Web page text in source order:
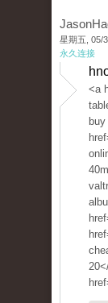
星期五, 05/
永久连接
<a